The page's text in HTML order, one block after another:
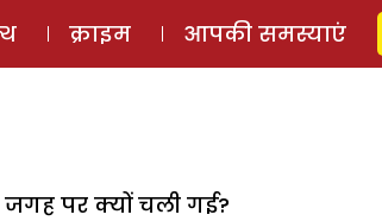
ऑडियो स्टोरी लॉग इन ⚲
क्राइम आपकी समस्याएं
पर क्यों चली गई?